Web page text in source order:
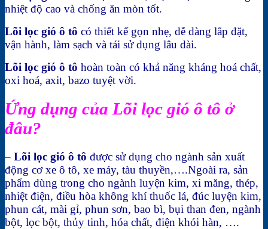
nhiệt độ cao và chống ăn mòn tốt.
Lõi lọc gió ô tô có thiết kế gọn nhẹ, dễ dàng lắp đặt,
vận hành, làm sạch và tái sử dụng lâu dài.
Lõi lọc gió ô tô hoàn toàn có khả năng kháng hoá chất,
oxi hoá, axit, bazo tuyệt vời.
Ứng dụng của Lõi lọc gió ô tô ở
đâu?
– Lõi lọc gió ô tô được sử dụng cho ngành sản xuất
động cơ xe ô tô, xe máy, tàu thuyền,….Ngoài ra, sản
phẩm dùng trong cho ngành luyện kim, xi măng, thép,
nhiệt điện, điều hòa không khí thuốc lá, đúc luyện kim,
phun cát, mài gỉ, phun sơn, bao bì, bụi than đen, ngành
bột, lọc bột, thủy tinh, hóa chất, điện khói hàn, ….